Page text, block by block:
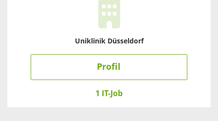
Uniklinik Düsseldorf
Profil
1 IT-Job